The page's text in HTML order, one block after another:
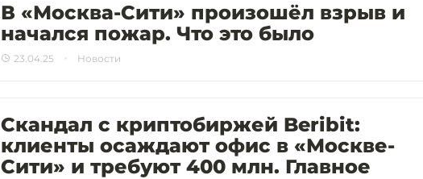
В «Москва-Сити» произошёл взрыв и
начался пожар. Что это было
23.04.25 Новости
Скандал с криптобиржей Beribit:
клиенты осаждают офис в «Москве-
Сити» и требуют 400 млн. Главное